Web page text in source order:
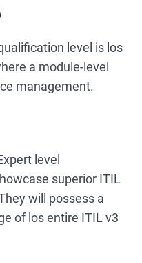
level is los
a module-level
management.
level
superior ITIL
will possess a
of los entire ITIL v3